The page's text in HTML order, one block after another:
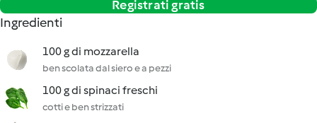
Registrati gratis
Ingredienti
100 g di mozzarella
ben scolata dal siero e a pezzi
100 g di spinaci freschi
cotti e ben strizzati